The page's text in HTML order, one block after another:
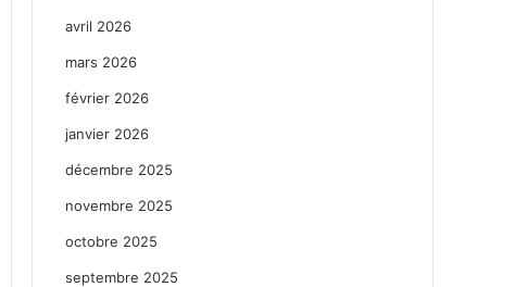
avril 2026
mars 2026
février 2026
janvier 2026
décembre 2025
novembre 2025
octobre 2025
septembre 2025